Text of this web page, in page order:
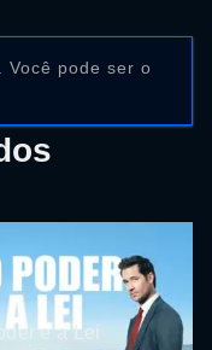
Você pode ser o
e a Lei